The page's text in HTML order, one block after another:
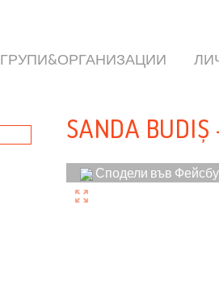
ГРУПИ&ОРГАНИЗАЦИИ
SANDA BUDIȘ
Сподели във